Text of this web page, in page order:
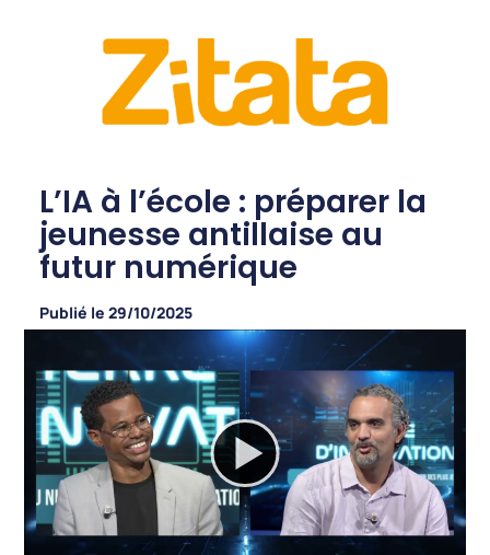
L’IA à l’école : préparer la
jeunesse antillaise au
futur numérique
Publié le 29/10/2025